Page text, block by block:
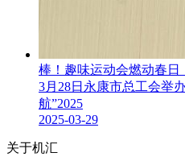
棒！趣味运动会燃动春日
3月28日永康市总工会举
航”2025
2025-03-29
关于机汇